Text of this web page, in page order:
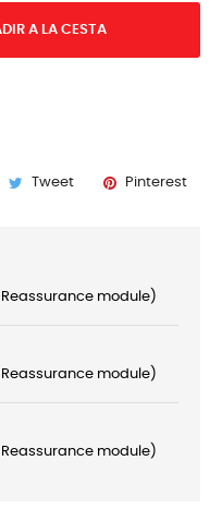
A LA CESTA
Tweet Pinterest
module)
module)
module)